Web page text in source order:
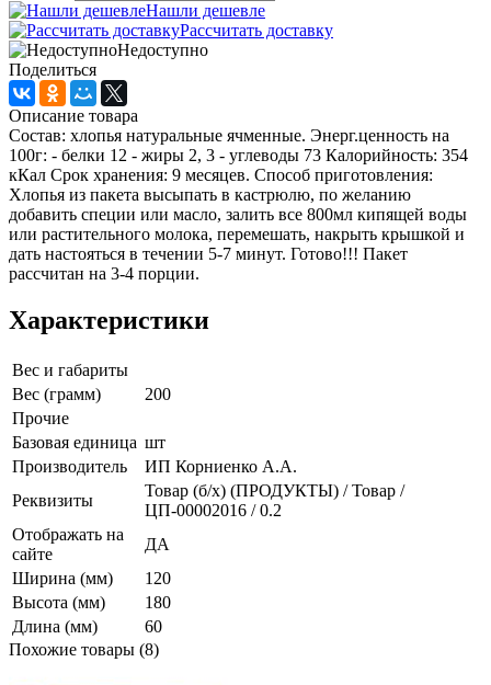
Нашли дешевле
Рассчитать доставку
Недоступно
Поделиться
Описание товара
Состав: хлопья натуральные ячменные. Энерг.ценность на
100г: - белки 12 - жиры 2, 3 - углеводы 73 Калорийность: 354
кКал Срок хранения: 9 месяцев. Способ приготовления:
Хлопья из пакета высыпать в кастрюлю, по желанию
добавить специи или масло, залить все 800мл кипящей воды
или растительного молока, перемешать, накрыть крышкой и
дать настояться в течении 5-7 минут. Готово!!! Пакет
рассчитан на 3-4 порции.
Характеристики
Вес и габариты
Вес (грамм)
200
Прочие
Базовая единица шт
Производитель
ИП Корниенко А.А.
Реквизиты
Товар (б/х) (ПРОДУКТЫ) / Товар /
ЦП-00002016 / 0.2
Отображать на
сайте
ДА
Ширина (мм)
120
Высота (мм)
180
Длина (мм)
60
Похожие товары (8)